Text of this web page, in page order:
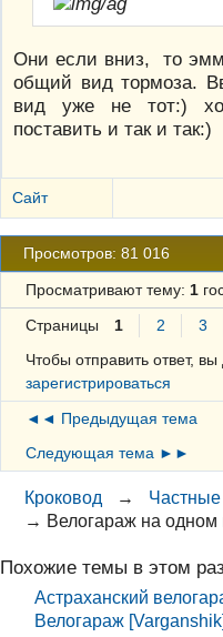
Они если вниз, то
общий вид тормоза.
вид уже не тот:)
поставить и так и так:)
Сайт
Просмотров: 81 016
Просматривают тему: 1
Страницы 1 2 3
Чтобы отправить ответ,
зарегистрироваться
◄◄ Предыдущая тема
Следующая тема ►►
Кроковод →
→ Велогараж на одном
Похожие темы в этом
Астраханский
Велогараж [Varganshik]